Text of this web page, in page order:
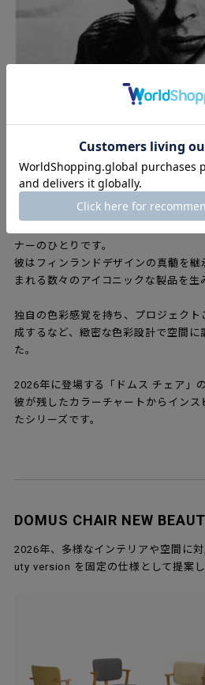
イルマリ・タピオヴァーラ（1914 –
ナーのひとりです。
彼はフィンランドデザインの真髄を継
まれる数々のアイコニックな製品を生
独自の色彩感覚を持ち、プロジェクト
成するなど、緻密な色彩設計で空間に
た。
2026年に登場する「ドムス チェア」
彼が残したカラーチャートからイン
たシリーズです。
DOMUS CHAIR NEW
2026年、多様なインテリアや空間に
uty version を固定の仕様として提案し